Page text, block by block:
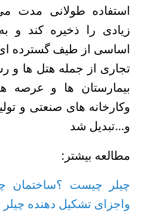
استفاده طولانی مدت
زیادی را ذخیره کند و
اساسی از طیف گسترده ای
تجاری از جمله هتل ها و
بیمارستان ها و عرصه
وکارخانه های صنعتی و
و…تبدیل شد
مطالعه بیشتر:
چیلر چیست ؟ساختمان
واجزای تشکیل دهنده